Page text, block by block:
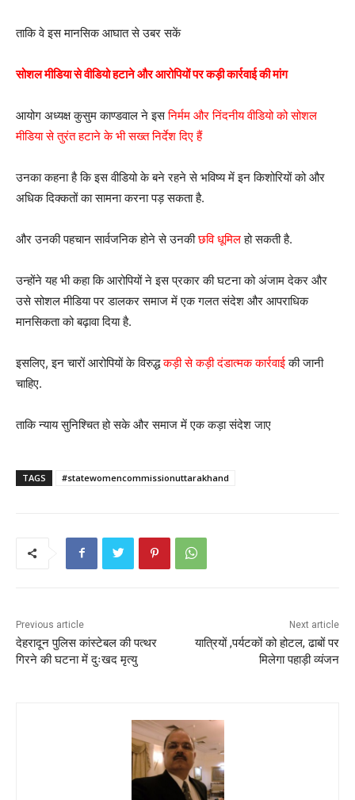
ताकि वे इस मानसिक आघात से उबर सकें
सोशल मीडिया से वीडियो हटाने और आरोपियों पर कड़ी कार्रवाई की मांग
आयोग अध्यक्ष कुसुम काण्डवाल ने इसनिर्मम और निंदनीय वीडियो को सोशल
मीडिया से तुरंत हटाने के भी सख्त निर्देश दिए हैं
उनका कहना है कि इस वीडियो के बने रहने से भविष्य में इन किशोरियों को और
अधिक दिक्कतों का सामना करना पड़ सकता है.
और उनकी पहचान सार्वजनिक होने से उनकीछवि धूमिलहो सकती है.
उन्होंने यह भी कहा कि आरोपियों ने इस प्रकार की घटना को अंजाम देकर और
उसे सोशल मीडिया पर डालकर समाज में एक गलत संदेश और आपराधिक
मानसिकता को बढ़ावा दिया है.
इसलिए, इन चारों आरोपियों के विरुद्धकड़ी से कड़ी दंडात्मक कार्रवाईकी जानी
चाहिए.
ताकि न्याय सुनिश्चित हो सके और समाज में एक कड़ा संदेश जाए
TAGS #statewomencommissionuttarakhand
Previous article
देहरादून पुलिस कांस्टेबल की पत्थर
गिरने की घटना में दुःखद मृत्यु
Next article
यात्रियों ,पर्यटकों को होटल, ढाबों पर
मिलेगा पहाड़ी व्यंजन